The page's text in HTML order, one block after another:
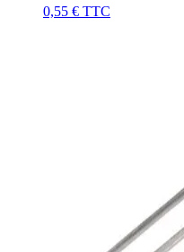
0,55 € TTC